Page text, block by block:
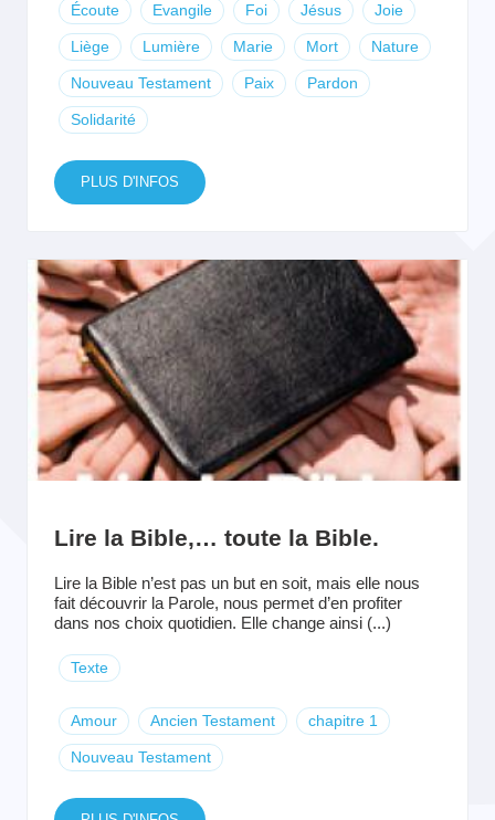
Écoute Evangile Foi Jésus Joie
Liège Lumière Marie Mort Nature
Nouveau Testament Paix Pardon
Solidarité
PLUS D'INFOS
Lire la Bible,… toute la Bible.
Lire la Bible n’est pas un but en soit, mais elle nous
fait découvrir la Parole, nous permet d’en profiter
dans nos choix quotidien. Elle change ainsi (...)
Texte
Amour Ancien Testament chapitre 1
Nouveau Testament